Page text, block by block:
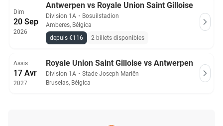
Dim
20 Sep
2026
Antwerpen vs Royale Union Saint Gilloise
Division 1A ・ Bosuilstadion
Amberes, Bélgica
depuis €116
2 billets disponibles
Assis
17 Avr
2027
Royale Union Saint Gilloise vs Antwerpen
Division 1A ・ Stade Joseph Mariën
Bruselas, Bélgica